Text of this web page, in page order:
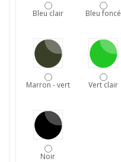
Bleu clair Bleu foncé
Marron - vert Vert clair
Noir